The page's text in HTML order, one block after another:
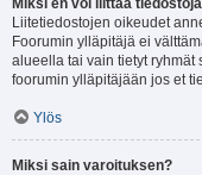
Miksi en voi liittää
Liitetiedostojen oikeudet
Foorumin ylläpitäjä ei
alueella tai vain tietyt ryhmät
foorumin ylläpitäjään jos et
Ylös
Miksi sain varoituksen?